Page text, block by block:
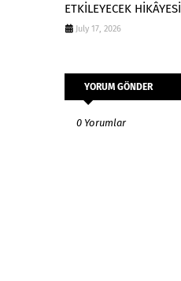
ETKİLEYECEK HİKÂYESİ
July 17, 2026
YORUM GÖNDER
0 Yorumlar